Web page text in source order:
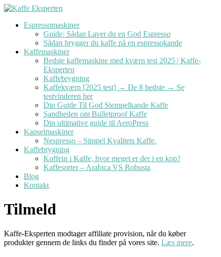
Videre
indholdEspressomaskiner
Guide: Sådan Laver du en God Espresso
Sådan brygger du kaffe på en espressokande
Kaffemaskiner
Bedste kaffemaskine med kværn test 2025 | Kaffe-
Eksperten
Kaffebrygning
Kaffekværn [2025 test] → De 8 bedste → Se
testvinderen her
Din Guide Til God Stempelkande Kaffe
Sandheden om Bulletproof Kaffe
Din ultimative guide til AeroPress
Kapselmaskiner
Nespresso – Simpel Kvalitets Kaffe.
Kaffebrygning
Koffein i Kaffe, hvor meget er der i en kop?
Kaffesorter – Arabica VS Robusta
Blog
Kontakt
Tilmeld
Kaffe-Eksperten modtager affiliate provision, når du køber
produkter gennem de links du finder på vores site. Læs mere.